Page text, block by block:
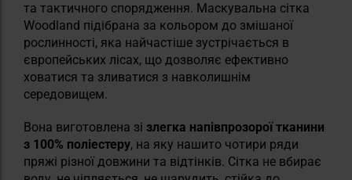
та тактичного спорядження. Маскувальна сітка
Woodland підібрана за кольором до змішаної
рослинності, яка найчастіше зустрічається в
європейських лісах, що дозволяє ефективно
ховатися та зливатися з навколишнім
середовищем.
Вона виготовлена зі злегка напівпрозорої тканини
з 100% поліестеру, на яку нашито чотири ряди
пряжі різної довжини та відтінків. Сітка не вбирає